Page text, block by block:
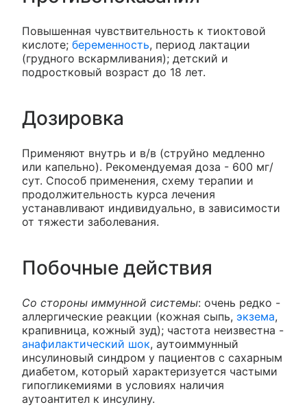
Повышенная чувствительность к тиоктовой
кислоте; беременность, период лактации
(грудного вскармливания); детский и
подростковый возраст до 18 лет.
Дозировка
Применяют внутрь и в/в (струйно медленно
или капельно). Рекомендуемая доза - 600 мг/
сут. Способ применения, схему терапии и
продолжительность курса лечения
устанавливают индивидуально, в зависимости
от тяжести заболевания.
Побочные действия
Со стороны иммунной системы: очень редко -
аллергические реакции (кожная сыпь, экзема,
крапивница, кожный зуд); частота неизвестна -
анафилактический шок, аутоиммунный
инсулиновый синдром у пациентов с сахарным
диабетом, который характеризуется частыми
гипогликемиями в условиях наличия
аутоантител к инсулину.